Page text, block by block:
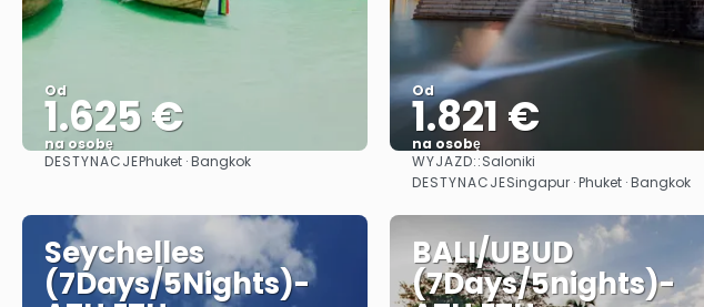
Od
1.625 €
na osobę
Zobacz
DESTYNACJEPhuket · Bangkok
Od
1.821 €
na osobę
Zobacz
WYJAZD::Saloniki
DESTYNACJESingapur · Phuket · Bangkok
Seychelles
(7Days/5Nights)-
BALI/UBUD
(7Days/5nights)-